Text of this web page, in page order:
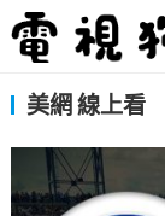
美網 線上看